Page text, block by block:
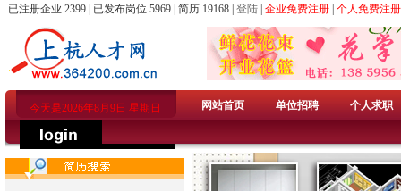
已注册企业 2399 | 已发布岗位 5969 | 简历 19168 | 登陆 企业免费注册 个人免费注册
今天是2026年8月9日 星期日 网站首页 单位招聘 个人求职